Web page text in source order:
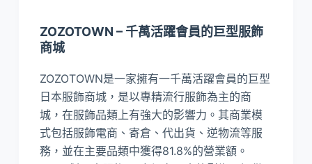
ZOZOTOWN – 千萬活躍會員的巨型服飾
商城
ZOZOTOWN是一家擁有一千萬活躍會員的巨型
日本服飾商城，是以專精流行服飾為主的商
城，在服飾品類上有強大的影響力。其商業模
式包括服飾電商、寄倉、代出貨、逆物流等服
務，並在主要品類中獲得81.8%的營業額。